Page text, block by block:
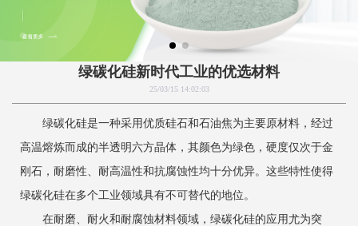
绿碳化硅新时代工业的优选材料
25/03/15 14:02:03
绿碳化硅是一种采用优质硅石和石油焦为主要原材料，经过
高温熔炼而成的半透明六方晶体，其颜色为绿色，硬度仅次于金
刚石，耐磨性、耐高温性和抗腐蚀性均十分优异。这些特性使得
绿碳化硅在多个工业领域具有不可替代的地位。
在耐磨、耐火和耐腐蚀材料领域，绿碳化硅的应用尤为突